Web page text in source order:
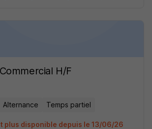
H/F
Alternance Temps partiel
plus disponible depuis le 13/06/26